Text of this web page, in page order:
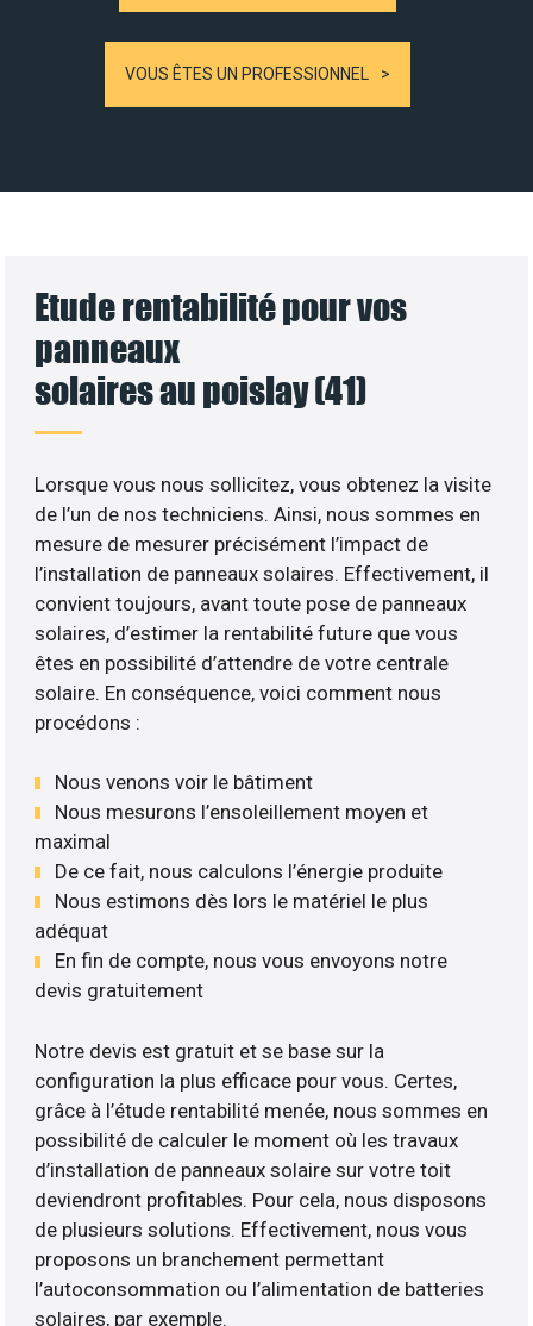
VOUS ÊTES UN PROFESSIONNEL
Etude rentabilité pour vos
panneaux
solaires au poislay (41)
Lorsque vous nous sollicitez, vous obtenez la visite
de l’un de nos techniciens. Ainsi, nous sommes en
mesure de mesurer précisément l’impact de
l’installation de panneaux solaires. Effectivement, il
convient toujours, avant toute pose de panneaux
solaires, d’estimer la rentabilité future que vous
êtes en possibilité d’attendre de votre centrale
solaire. En conséquence, voici comment nous
procédons :
Nous venons voir le bâtiment
Nous mesurons l’ensoleillement moyen et
maximal
De ce fait, nous calculons l’énergie produite
Nous estimons dès lors le matériel le plus
adéquat
En fin de compte, nous vous envoyons notre
devis gratuitement
Notre devis est gratuit et se base sur la
configuration la plus efficace pour vous. Certes,
grâce à l’étude rentabilité menée, nous sommes en
possibilité de calculer le moment où les travaux
d’installation de panneaux solaire sur votre toit
deviendront profitables. Pour cela, nous disposons
de plusieurs solutions. Effectivement, nous vous
proposons un branchement permettant
l’autoconsommation ou l’alimentation de batteries
solaires, par exemple.